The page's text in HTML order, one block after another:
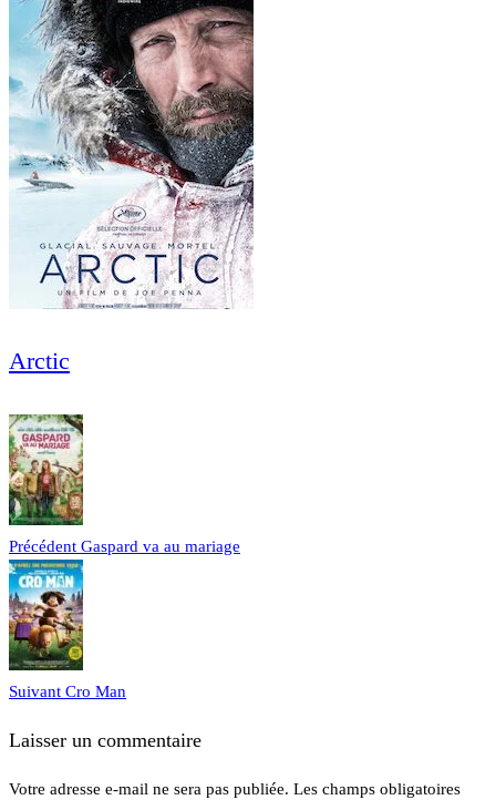
Arctic
Précédent Gaspard va au mariage
Suivant Cro Man
Laisser un commentaire
Votre adresse e-mail ne sera pas publiée. Les champs obligatoires